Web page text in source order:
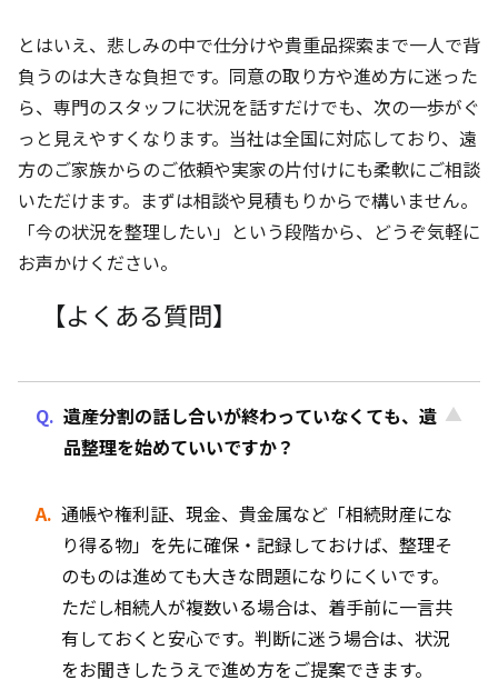
とはいえ、悲しみの中で仕分けや貴重品探索まで一人で背
負うのは大きな負担です。同意の取り方や進め方に迷った
ら、専門のスタッフに状況を話すだけでも、次の一歩がぐ
っと見えやすくなります。当社は全国に対応しており、遠
方のご家族からのご依頼や実家の片付けにも柔軟にご相談
いただけます。まずは相談や見積もりからで構いません。
「今の状況を整理したい」という段階から、どうぞ気軽に
お声かけください。
【よくある質問】
遺産分割の話し合いが終わっていなくても、遺
品整理を始めていいですか？
通帳や権利証、現金、貴金属など「相続財産にな
り得る物」を先に確保・記録しておけば、整理そ
のものは進めても大きな問題になりにくいです。
ただし相続人が複数いる場合は、着手前に一言共
有しておくと安心です。判断に迷う場合は、状況
をお聞きしたうえで進め方をご提案できます。